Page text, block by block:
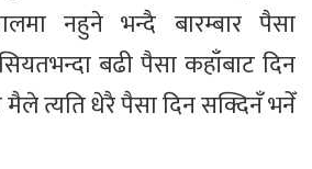
नहुने भन्दै बारम्बार पैसा
बढी पैसा कहाँबाट दिन
त्यति धेरै पैसा दिन सक्दिनँ भनेँ